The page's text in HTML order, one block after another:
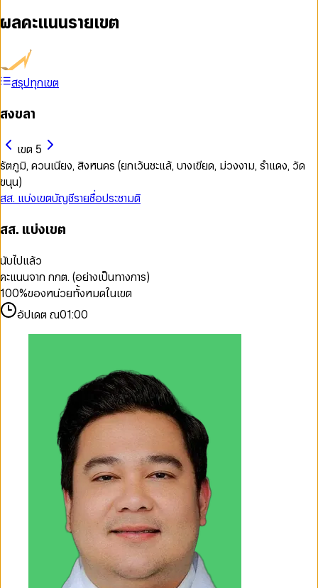
ผลคะแนนรายเขต
สรุปทุกเขต
สงขลา
เขต 5
รัตภูมิ, ควนเนียง, สิงหนคร (ยกเว้นชะแล้, บางเขียด, ม่วงงาม, รำแดง, วัด
ขนุน)
สส. แบ่งเขตบัญชีรายชื่อประชามติ
สส. แบ่งเขต
นับไปแล้ว
คะแนนจาก กกต. (อย่างเป็นทางการ)
100%ของหน่วยทั้งหมดในเขต
อัปเดต ณ01:00